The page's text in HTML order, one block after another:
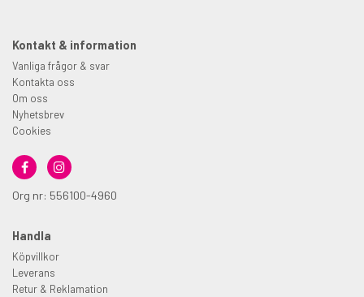
Kontakt & information
Vanliga frågor & svar
Kontakta oss
Om oss
Nyhetsbrev
Cookies
Org nr: 556100-4960
Handla
Köpvillkor
Leverans
Retur & Reklamation